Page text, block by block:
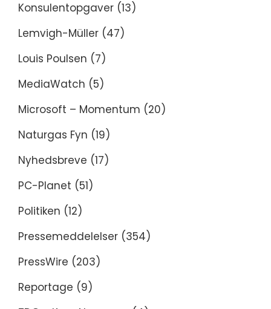
Konsulentopgaver (13)
Lemvigh-Müller (47)
Louis Poulsen (7)
MediaWatch (5)
Microsoft – Momentum (20)
Naturgas Fyn (19)
Nyhedsbreve (17)
PC-Planet (51)
Politiken (12)
Pressemeddelelser (354)
PressWire (203)
Reportage (9)